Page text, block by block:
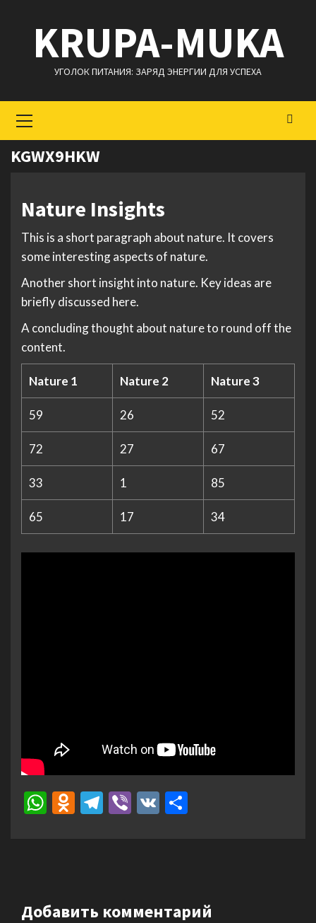
содержимому
KRUPA-MUKA
УГОЛОК ПИТАНИЯ: ЗАРЯД ЭНЕРГИИ ДЛЯ УСПЕХА
меню
KGWX9HKW
Nature Insights
This is a short paragraph about nature. It covers
some interesting aspects of nature.
Another short insight into nature. Key ideas are
briefly discussed here.
A concluding thought about nature to round off the
content.
Nature 1 Nature 2 Nature 3
59 26 52
72 27 67
33 1 85
65 17 34
WhatsApp
Odnoklassniki
Telegram
Viber
VK
Добавить комментарий